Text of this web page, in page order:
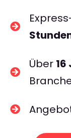
Über